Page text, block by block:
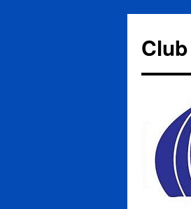
contenu